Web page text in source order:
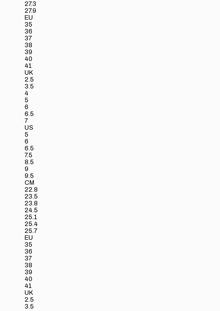
27.3
27.9
EU
35
36
37
38
39
40
41
UK
2.5
3.5
4
5
6
6.5
7
US
5
6
6.5
7.5
8.5
9
9.5
CM
22.8
23.5
23.8
24.5
25.1
25.4
25.7
EU
35
36
37
38
39
40
41
UK
2.5
3.5